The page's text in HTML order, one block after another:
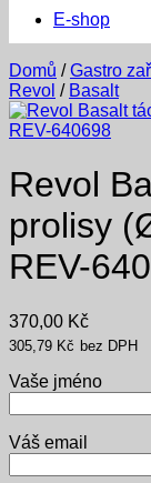
E-shop
Domů / Gastro
Revol / Basalt
Revol
prolisy
REV-
370,00 Kč
305,79 Kč bez DPH
Vaše jméno
Váš email